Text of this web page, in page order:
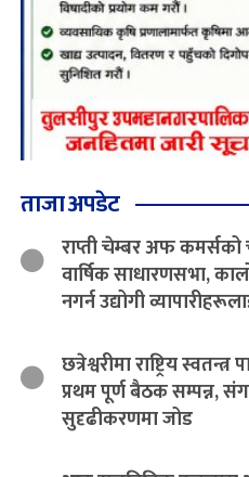
ताजा अपडेट
राप्ती चेम्बर अफ कमर्सको
वार्षिक साधारणसभा,
नगर्न उद्योगी
छत्रेश्वरीमा राष्ट्रिय स्वतन्त्र
प्रथम पूर्ण बैठक सम्पन्न,
सुदृढीकरणमा जोड